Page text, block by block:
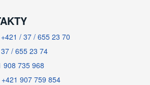
+421 / 37 / 655 23 70
/ 655 23 74
908 735 968
+421 907 759 854